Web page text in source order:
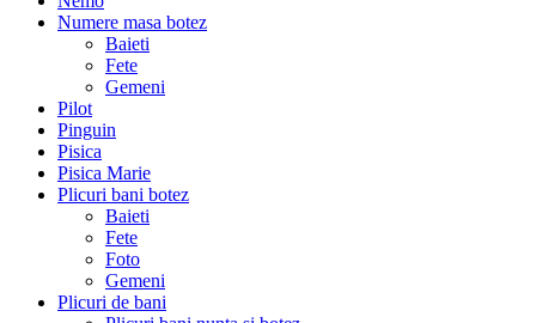
Numere masa botez
Baieti
Fete
Gemeni
Pilot
Pinguin
Pisica
Pisica Marie
Plicuri bani botez
Baieti
Fete
Foto
Gemeni
Plicuri de bani